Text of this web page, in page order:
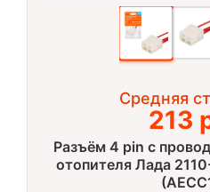
Средняя
213
Разъём 4 pin с
отопителя Лада